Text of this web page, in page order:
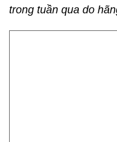
trong tuần qua do